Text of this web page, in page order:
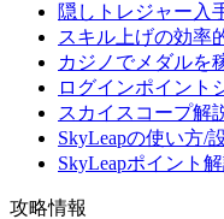
隠しトレジャー入
スキル上げの効率
カジノでメダルを
ログインポイント
スカイスコープ解
SkyLeapの使い方/
SkyLeapポイント
攻略情報